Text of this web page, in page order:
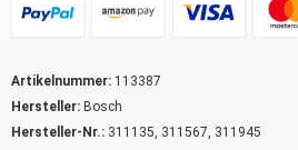
Artikelnummer: 113387
Hersteller: Bosch
Hersteller-Nr.: 311135, 311567, 311945